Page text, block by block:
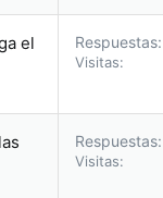
el
Respuestas
Visitas
Respuestas
Visitas